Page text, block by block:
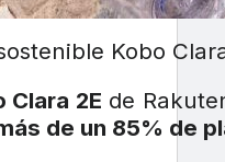
Kobo
Clara 2E de
de un 85% de